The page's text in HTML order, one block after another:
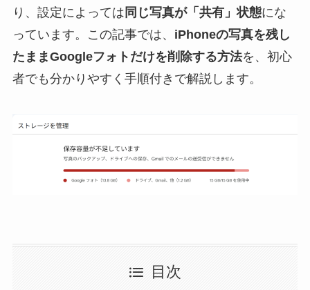
り、設定によっては 同じ写真が「共有」状態にな
っています。この記事では、 iPhoneの写真を残し
たままGoogleフォトだけを削除する方法を、初心
者でも分かりやすく手順付きで解説します。
目次